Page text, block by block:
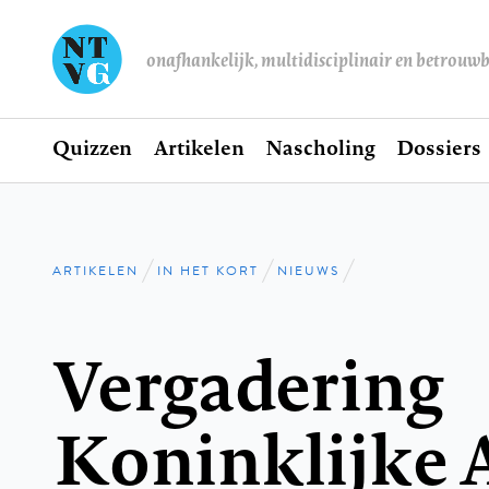
onafhankelijk, multidisciplinair en
Hoofdnavigatie
Home
Quizzen Artikelen Nascholing Dossiers
Kruimelpad
ARTIKELEN IN HET KORT NIEUWS
Vergadering
Koninklijke